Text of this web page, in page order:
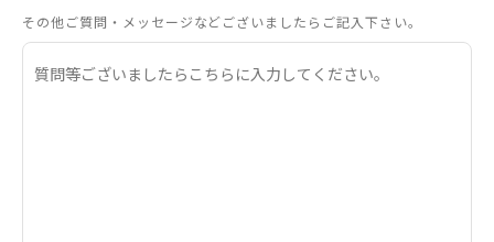
その他ご質問・メッセージなどございましたらご記入下さい。